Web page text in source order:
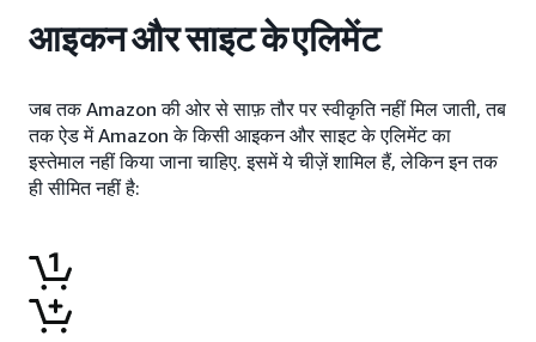
आइकन और साइट के एलिमेंट
जब तक Amazon की ओर से साफ़ तौर पर स्वीकृति नहीं मिल जाती, तब
तक ऐड में Amazon के किसी आइकन और साइट के एलिमेंट का
इस्तेमाल नहीं किया जाना चाहिए. इसमें ये चीज़ें शामिल हैं, लेकिन इन तक
ही सीमित नहीं है: